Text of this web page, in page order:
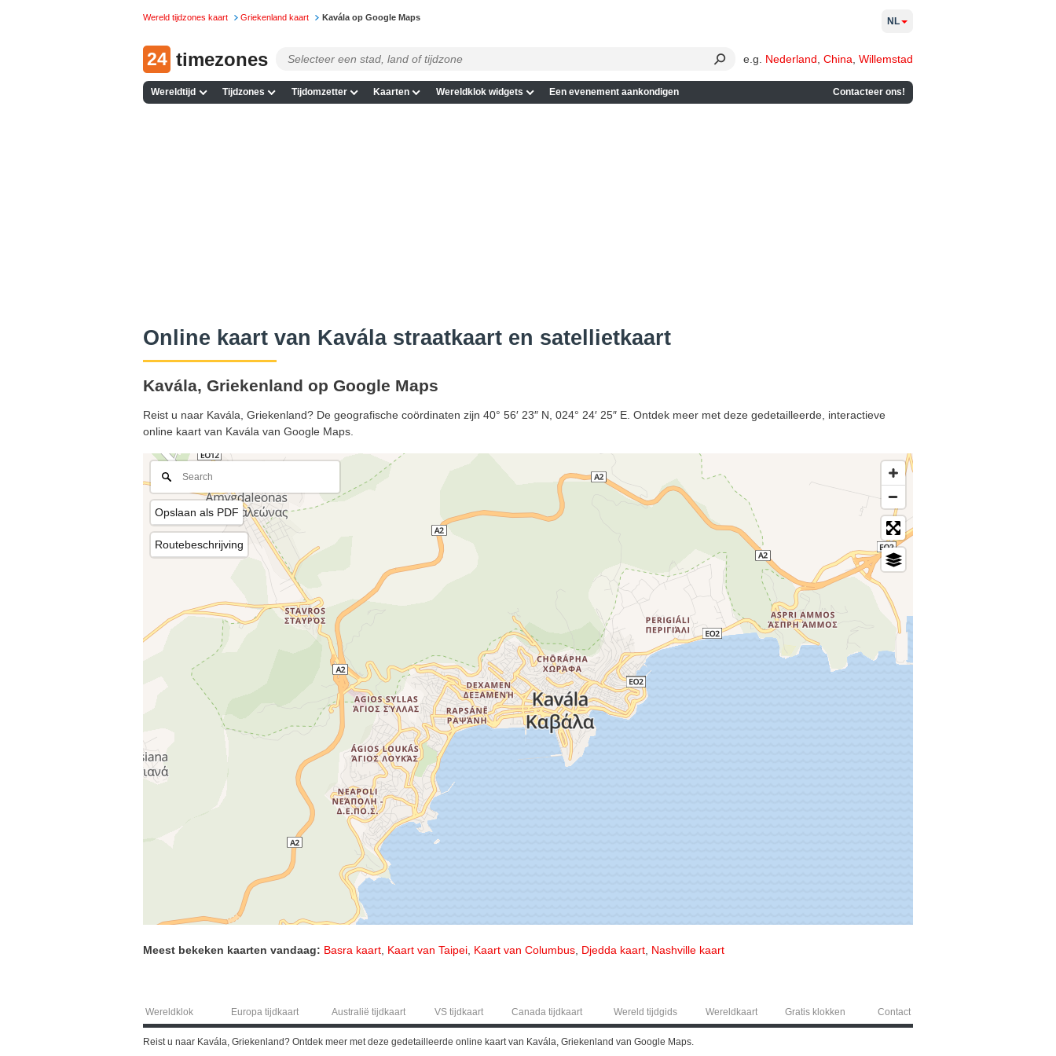
Wereld tijdzones kaart Griekenland kaart Kavála op Google Maps
24 timezones e.g. Nederland China Willemstad
Wereldtijd Tijdzones Tijdomzetter Kaarten Wereldklok widgets Een evenement aankondigen Contacteer ons!
NL
Online kaart van Kavála straatkaart en satellietkaart
Kavála, Griekenland op Google Maps
Reist u naar Kavála, Griekenland? De geografische coördinaten zijn 40° 56′ 23″ N, 024° 24′ 25″ E. Ontdek meer met deze gedetailleerde, interactieve
online kaart van Kavála van Google Maps.
Opslaan als PDF
Routebeschrijving
Meest bekeken kaarten vandaag: Basra kaart Kaart van Taipei Kaart van Columbus Djedda kaart Nashville kaart
Wereldklok Europa tijdkaart Australië tijdkaart VS tijdkaart Canada tijdkaart Wereld tijdgids Wereldkaart Gratis klokken Contact
Reist u naar Kavála, Griekenland? Ontdek meer met deze gedetailleerde online kaart van Kavála, Griekenland van Google Maps.